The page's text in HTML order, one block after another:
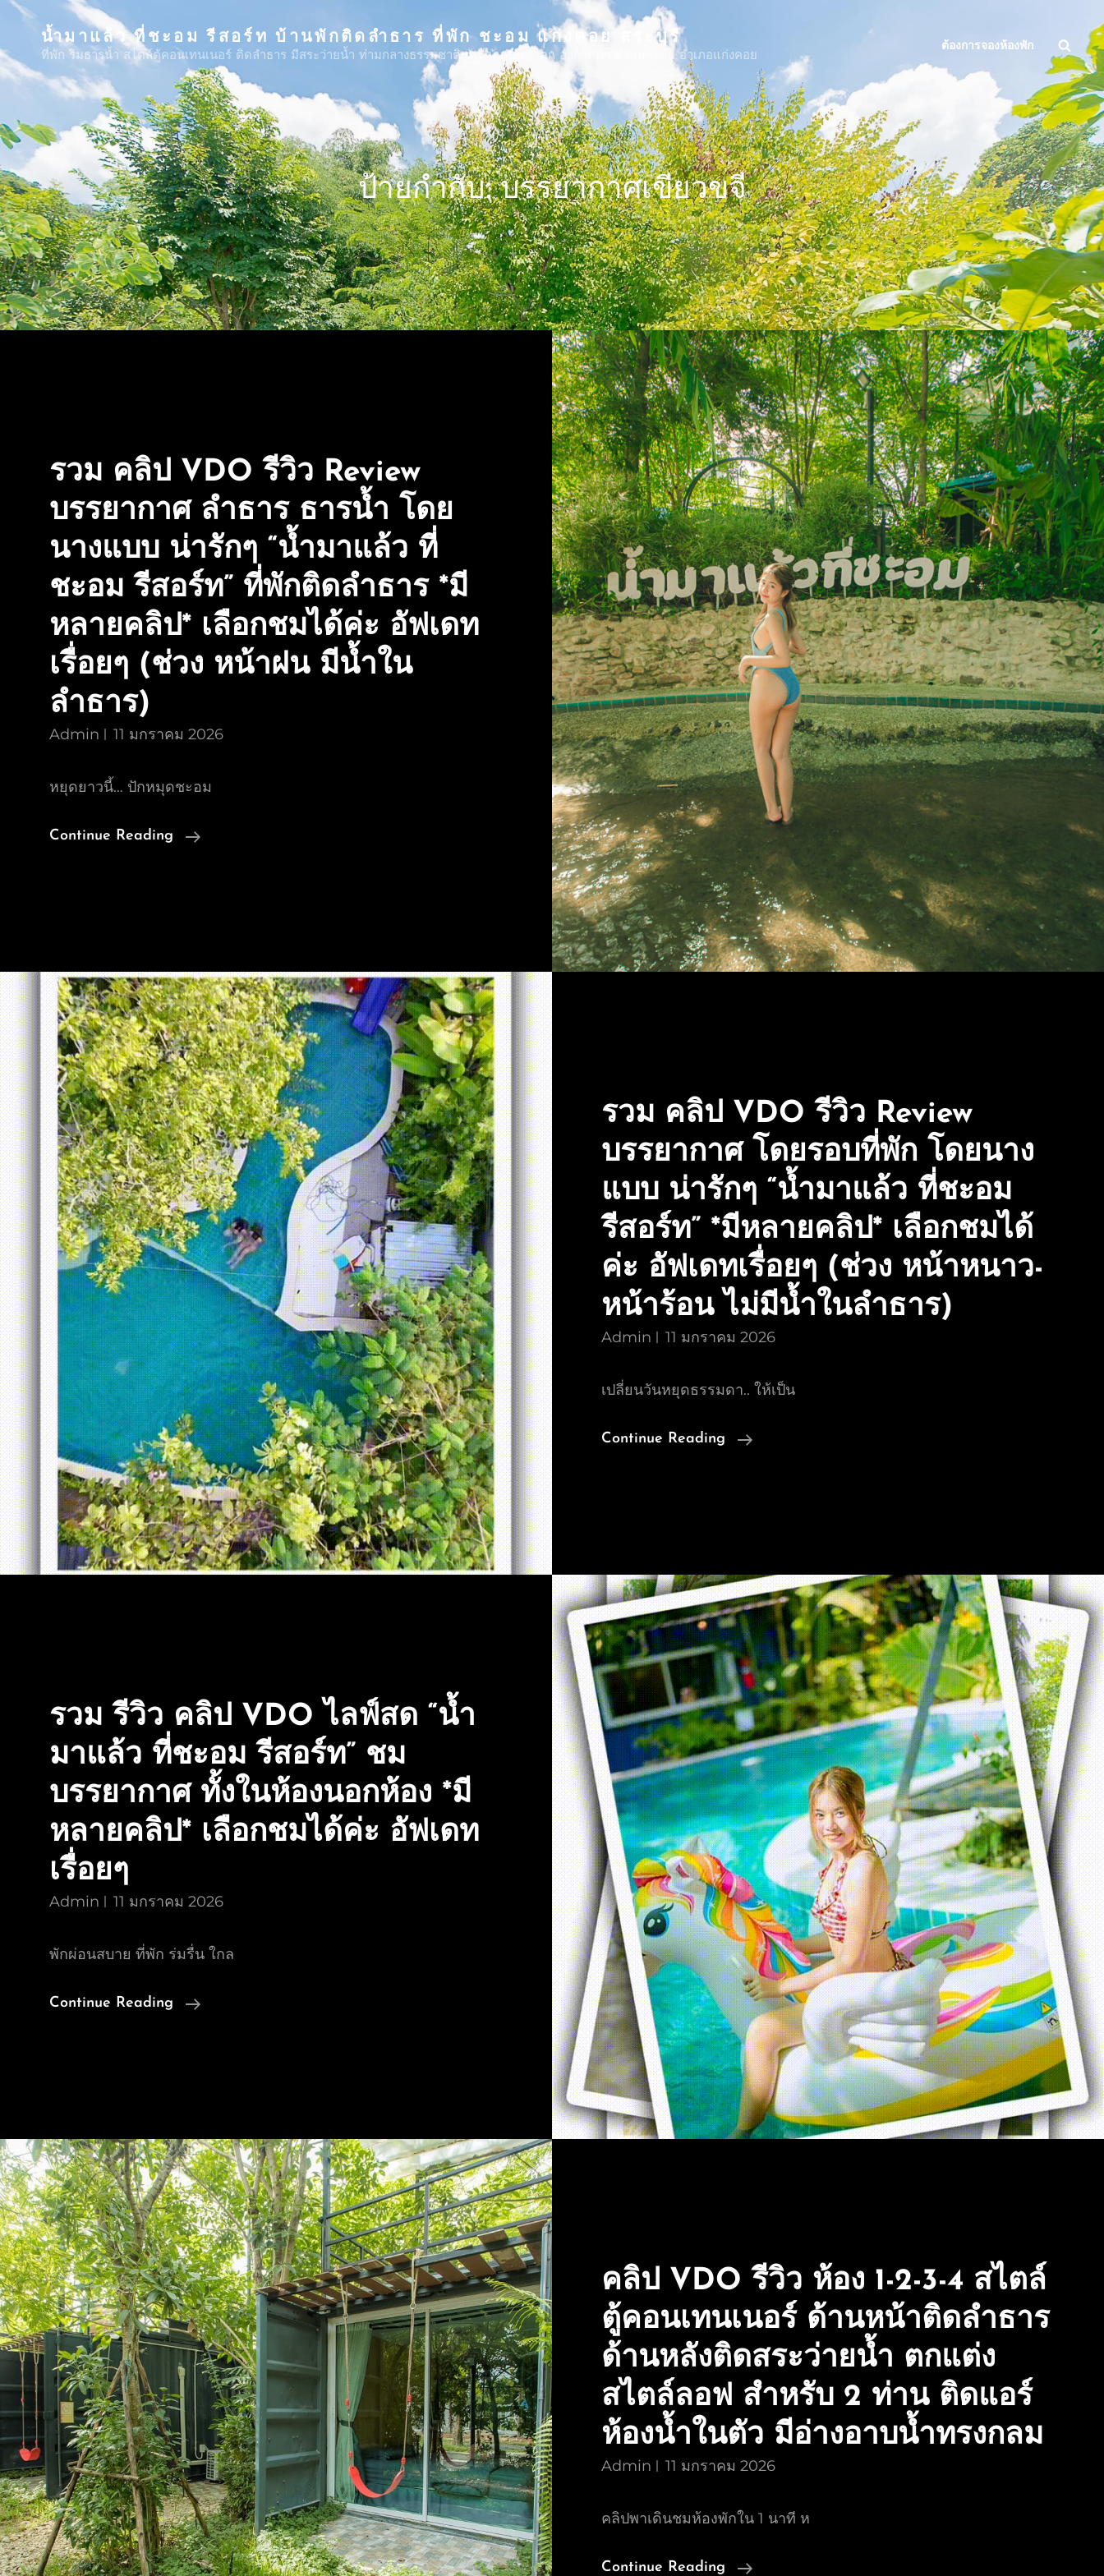
น้ำมาแล้ว ที่ชะอม รีสอร์ท บ้านพักติดลำธาร ที่พัก ชะอม แก่งคอย สระบุรี
ที่พัก ริมธารน้ำ สไตล์ตู้คอนเทนเนอร์ ติดลำธาร มีสระว่ายน้ำ ท่ามกลางธรรมชาติ ต้นไม้ เสียงน้ำตก อากาศดีๆ ตำบลชะอม อำเภอแก่งคอย
ต้องการจองห้องพัก
ป้ายกำกับ:บรรยากาศเขียวขจี
รวม คลิป VDO รีวิว Review
บรรยากาศ ลำธาร ธารน้ำ โดย
นางแบบ น่ารักๆ “น้ำมาแล้ว ที่
ชะอม รีสอร์ท” ที่พักติดลำธาร *มี
หลายคลิป* เลือกชมได้ค่ะ อัฟเดท
เรื่อยๆ (ช่วง หน้าฝน มีน้ำใน
ลำธาร)
Admin 11 มกราคม 2026
หยุดยาวนี้… ปักหมุดชะอม
Continue Reading
รวม
ลำธาร
ธาร
น้ำ
โดย
นาง
แบบ
น่า
รักๆ
“น้ำ
มา
แล้ว
ที่
ชะอม
รีสอร์ท”
ที่พัก
ติด
ลำธาร
*มี
หลาย
คลิป*
เลือก
ชม
ได้
ค่ะ
อัฟ
ฝน
มี
น้ำ
ใน
ลำธาร)
รวม คลิป VDO รีวิว Review
บรรยากาศ โดยรอบที่พัก โดยนาง
แบบ น่ารักๆ “น้ำมาแล้ว ที่ชะอม
รีสอร์ท” *มีหลายคลิป* เลือกชมได้
ค่ะ อัฟเดทเรื่อยๆ (ช่วง หน้าหนาว-
หน้าร้อน ไม่มีน้ำในลำธาร)
Admin 11 มกราคม 2026
เปลี่ยนวันหยุดธรรมดา.. ให้เป็น
Continue Reading
รวม
โดย
รอบ
ที่พัก
โดย
นาง
แบบ
น่า
รักๆ
“น้ำ
มา
แล้ว
ที่
ชะอม
รีสอร์ท”
*มี
หลาย
คลิป*
เลือก
ชม
ได้
ค่ะ
อัฟ
เดท
ร้อน
น้ำ
ใน
รวม รีวิว คลิป VDO ไลฟ์สด “น้ำ
มาแล้ว ที่ชะอม รีสอร์ท” ชม
บรรยากาศ ทั้งในห้องนอกห้อง *มี
หลายคลิป* เลือกชมได้ค่ะ อัฟเดท
เรื่อยๆ
Admin 11 มกราคม 2026
พักผ่อนสบาย ที่พัก ร่มรื่น ใกล
Continue Reading
รวม
“น้ำ
มา
แล้ว
ที่
ชะอม
รีสอร์ท”
ชม
บรรยากาศ
ทั้ง
ใน
ห้อง
นอก
ห้อง
*มี
หลาย
คลิป*
เลือก
ชม
คลิป VDO รีวิว ห้อง 1-2-3-4 สไตล์
ตู้คอนเทนเนอร์ ด้านหน้าติดลำธาร
ด้านหลังติดสระว่ายน้ำ ตกแต่ง
สไตล์ลอฟ สำหรับ 2 ท่าน ติดแอร์
ห้องน้ำในตัว มีอ่างอาบน้ำทรงกลม
Admin 11 มกราคม 2026
คลิปพาเดินชมห้องพักใน 1 นาที ห
Continue Reading คลิป